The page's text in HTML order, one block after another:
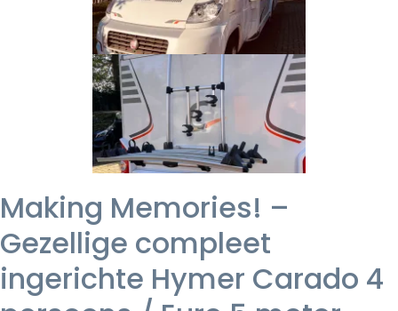
Making Memories! –
Gezellige compleet
ingerichte Hymer Carado 4